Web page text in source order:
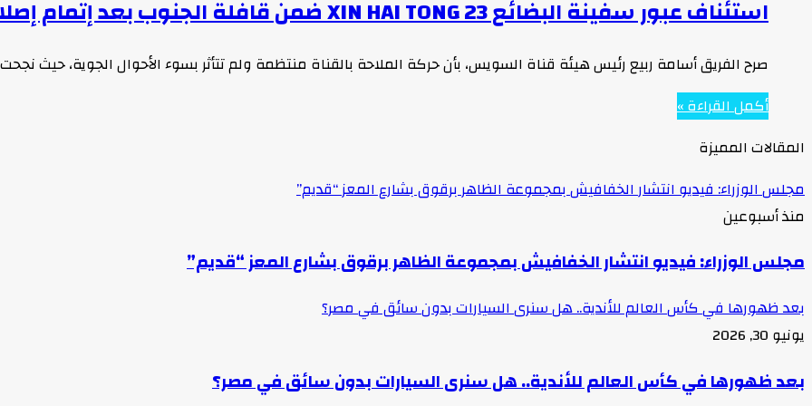
استئناف عبور سفينة البضائع XIN HAI TONG 23 ضمن قافلة الجنوب بعد إتمام إصلاحها
صرح الفريق أسامة ربيع رئيس هيئة قناة السويس، بأن حركة الملاحة بالقناة منتظمة ولم تتأثر بسوء الأحوال الجوية، حيث
أكمل القراءة »
المقالات المميزة
مجلس الوزراء: فيديو انتشار الخفافيش بمجموعة الظاهر برقوق بشارع المعز “قديم”
منذ أسبوعين
مجلس الوزراء: فيديو انتشار الخفافيش بمجموعة الظاهر برقوق بشارع المعز “قديم”
بعد ظهورها في كأس العالم للأندية.. هل سنرى السيارات بدون سائق في مصر؟
يونيو 30, 2026
بعد ظهورها في كأس العالم للأندية.. هل سنرى السيارات بدون سائق في مصر؟